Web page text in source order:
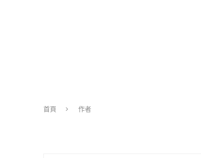
首頁 作者